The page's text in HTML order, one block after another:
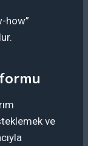
how”
ve